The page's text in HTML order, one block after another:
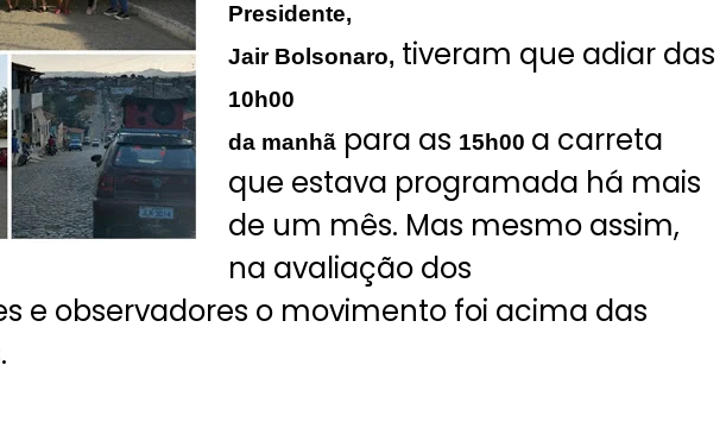
Presidente,
Jair Bolsonaro, tiveram que adiar das
10h00
da manhã para as 15h00 a carreta
que estava programada há mais
de um mês. Mas mesmo assim,
na avaliação dos
e observadores o movimento foi acima das